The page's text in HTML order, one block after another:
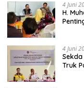
4 Juni
H.
4 Juni
Truk